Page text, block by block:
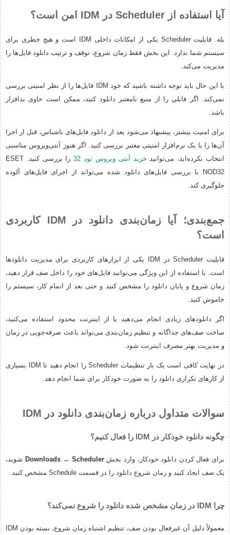
آیا استفاده از Scheduler در IDM امن است؟
بله. قابلیت Scheduler یکی از امکانات داخلی IDM است و هیچ خطری برای
سیستم شما ندارد. این بخش فقط زمان شروع، توقف و ترتیب دانلود فایل‌ها را
مدیریت می‌کند.
با این حال باید توجه داشته باشید که خود IDM فایل‌ها را از نظر امنیتی بررسی
نمی‌کند. اگر فایلی را از منبع نامعتبر دانلود کنید، ممکن است حاوی بدافزار
باشد.
برای امنیت بیشتر، پیشنهاد می‌شود بعد از دانلود فایل‌های ناشناس، قبل از اجرا
آن‌ها را با یک نرم‌افزار امنیتی معتبر بررسی کنید. اگر هنوز آنتی‌ویروس مناسبی
انتخاب نکرده‌اید، می‌توانید خرید آنتی ویروس نود 32
را بررسی کنید. ESET
NOD32 با بررسی فایل‌های دانلود شده می‌تواند از اجرای فایل‌های آلوده
جلوگیری کند.
جمع‌بندی؛ آیا زمان‌بندی دانلود در IDM کاربردی
است؟
قابلیت Scheduler در IDM یکی از ابزارهای کاربردی برای مدیریت دانلودها
است. با استفاده از این ویژگی می‌توانید فایل‌های خود را داخل صف قرار دهید،
زمان شروع و پایان دانلود را مشخص کنید و حتی بعد از اتمام کار، سیستم را
خاموش کنید.
اگر دانلودهای زیادی انجام می‌دهید یا از اینترنت محدود استفاده می‌کنید،
ساخت صف‌های جداگانه و تنظیم زمان‌بندی می‌تواند باعث صرفه‌جویی در زمان
و مدیریت بهتر مصرف اینترنت شود.
در نهایت کافی است یک بار تنظیمات Scheduler را انجام دهید تا IDM بسیاری
از کارهای تکراری دانلود را به صورت خودکار برای شما انجام دهد.
سوالات متداول درباره زمان‌بندی دانلود در IDM
چگونه دانلود خودکار در IDM را فعال کنیم؟
برای فعال کردن دانلود خودکار، وارد بخشDownloads → Scheduler شوید،
یک صف ایجاد کنید و زمان شروع دانلود را در قسمت Schedule مشخص کنید.
چرا IDM در زمان مشخص شده دانلود را شروع نمی‌کند؟
معمولاً دلیل آن غیرفعال بودن صف، تنظیم اشتباه زمان شروع، بسته بودن IDM